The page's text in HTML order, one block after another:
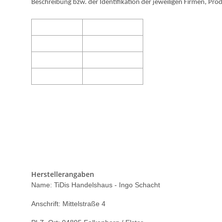
Beschreibung bzw. der Identifikation der jeweiligen Firmen,
Herstellerangaben
Name: TiDis Handelshaus - Ingo Schacht
Anschrift: Mittelstraße 4